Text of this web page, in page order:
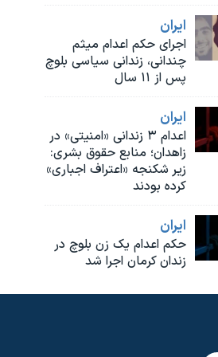
ايران
اجرای حکم اعدام میثم
چندانی، زندانی سیاسی بلوچ
پس از ۱۱ سال
ايران
اعدام ۳ زندانی «امنیتی» در
زاهدان؛ منابع حقوق بشری:
زیر شکنجه «اعتراف اجباری»
کرده بودند
ايران
حکم اعدام یک زن بلوچ در
زندان کرمان اجرا شد